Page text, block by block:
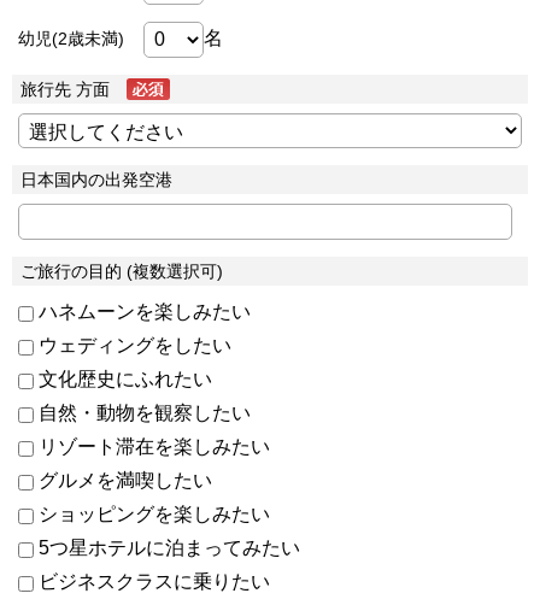
幼児(2歳未満) 名
旅行先 方面
日本国内の出発空港
ご旅行の目的 (複数選択可)
ハネムーンを楽しみたい
ウェディングをしたい
文化歴史にふれたい
自然・動物を観察したい
リゾート滞在を楽しみたい
グルメを満喫したい
ショッピングを楽しみたい
5つ星ホテルに泊まってみたい
ビジネスクラスに乗りたい